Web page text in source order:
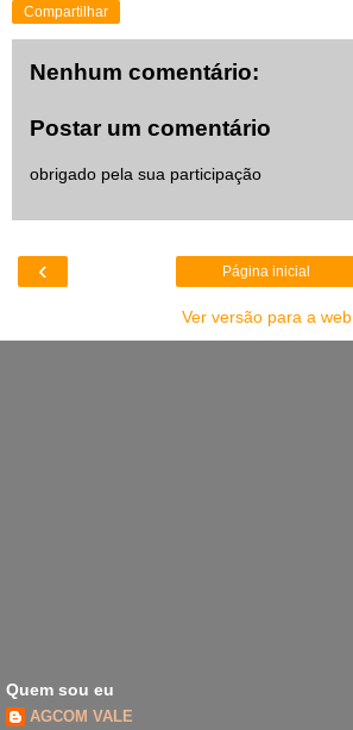
Compartilhar
Nenhum comentário:
Postar um comentário
obrigado pela sua participação
‹ Página inicial
Ver versão para a web
Quem sou eu
AGCOM VALE